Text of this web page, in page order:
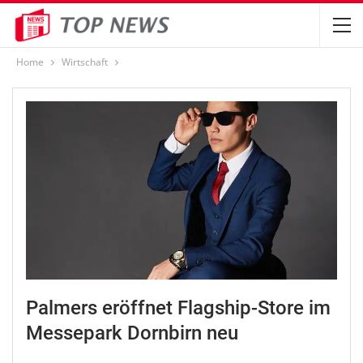
Home Wirtschaft
Palmers eröffnet Flagship-Store im
Messepark Dornbirn neu